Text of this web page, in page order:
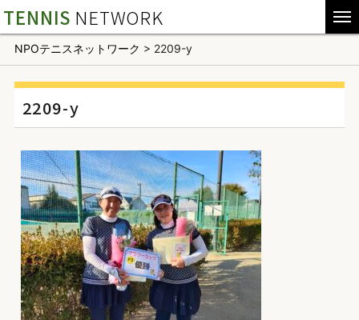
TENNIS NETWORK
NPOテニスネットワーク > 2209-y
2209-y